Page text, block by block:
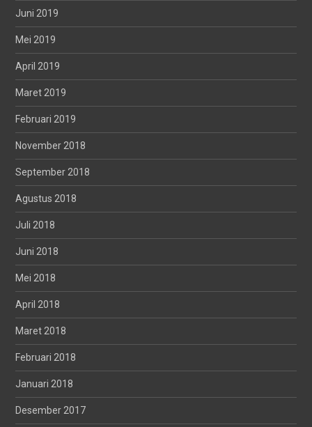
Juni 2019
Mei 2019
April 2019
Maret 2019
Februari 2019
November 2018
September 2018
Agustus 2018
Juli 2018
Juni 2018
Mei 2018
April 2018
Maret 2018
Februari 2018
Januari 2018
Desember 2017